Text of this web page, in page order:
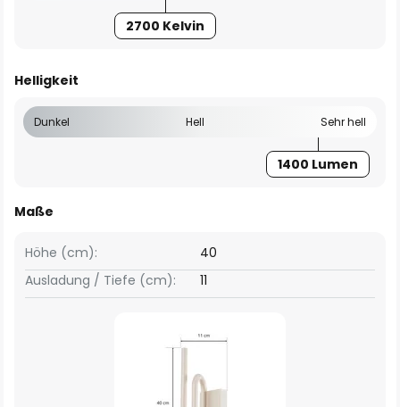
2700 Kelvin
Helligkeit
Dunkel Hell Sehr hell
1400 Lumen
Maße
Höhe (cm):
40
Ausladung / Tiefe (cm):
11